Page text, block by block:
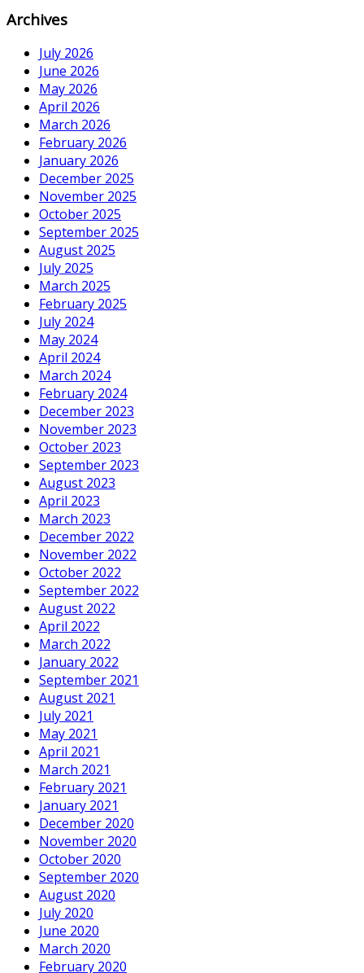
Archives
July 2026
June 2026
May 2026
April 2026
March 2026
February 2026
January 2026
December 2025
November 2025
October 2025
September 2025
August 2025
July 2025
March 2025
February 2025
July 2024
May 2024
April 2024
March 2024
February 2024
December 2023
November 2023
October 2023
September 2023
August 2023
April 2023
March 2023
December 2022
November 2022
October 2022
September 2022
August 2022
April 2022
March 2022
January 2022
September 2021
August 2021
July 2021
May 2021
April 2021
March 2021
February 2021
January 2021
December 2020
November 2020
October 2020
September 2020
August 2020
July 2020
June 2020
March 2020
February 2020